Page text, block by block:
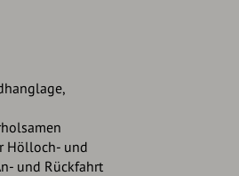
Hölloch- und
und Rückfahrt